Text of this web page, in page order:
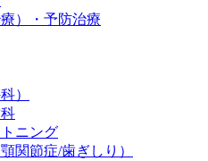
）・予防治療
）
ニング
関節症/歯ぎしり）